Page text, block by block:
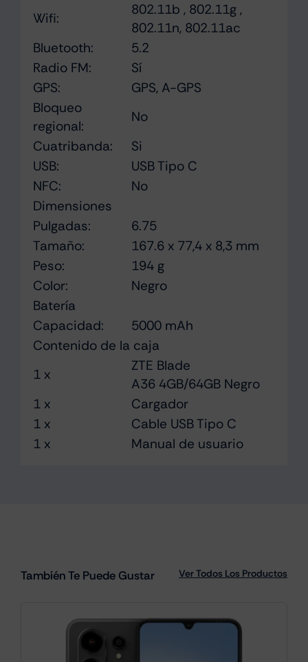
Wifi:
802.11b , 802.11g ,
802.11n, 802.11ac
Bluetooth:
5.2
Radio FM:
Sí
GPS:
GPS, A-GPS
Bloqueo
regional:
No
Cuatribanda:
Si
USB:
USB Tipo C
NFC:
No
Dimensiones
Pulgadas:
6.75
Tamaño:
167.6 x 77,4 x 8,3 mm
Peso:
194 g
Color:
Negro
Batería
Capacidad:
5000 mAh
Contenido de la caja
1 x
ZTE Blade
A36 4GB/64GB Negro
1 x
Cargador
1 x
Cable USB Tipo C
1 x
Manual de usuario
También Te Puede Gustar Ver Todos Los Productos